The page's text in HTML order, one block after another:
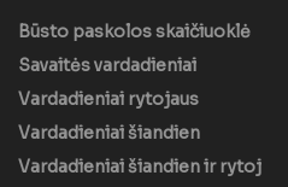
Būsto paskolos skaičiuoklė
Savaitės vardadieniai
Vardadieniai rytojaus
Vardadieniai šiandien
Vardadieniai šiandien ir rytoj